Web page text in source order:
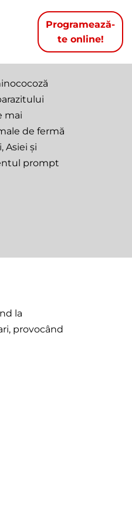
Programează-
te online!
mai
de fermă
Asiei și
prompt
la
provocând